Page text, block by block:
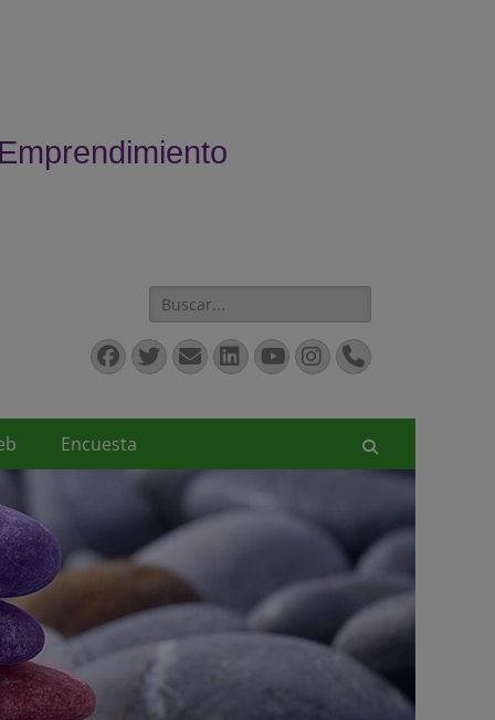
Facebook
Twitter
Correo
electrónico
LinkedIn
YouTube
Instagram
Teléfono
Encuesta